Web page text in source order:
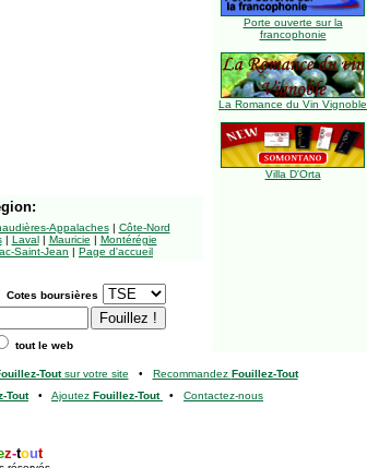
Porte ouverte sur la
francophonie
La Romance du Vin Vignoble
Villa D'Orta
Appalaches| Côte-Nord
| Laval| Mauricie | Montérégie
Saint-Jean | Page d'accueil
Cotes boursières
tout le web
Toutsur votre site • Recommandez Fouillez-Tout
Tout• Ajoutez Fouillez-Tout • Contactez-nous
z-tout